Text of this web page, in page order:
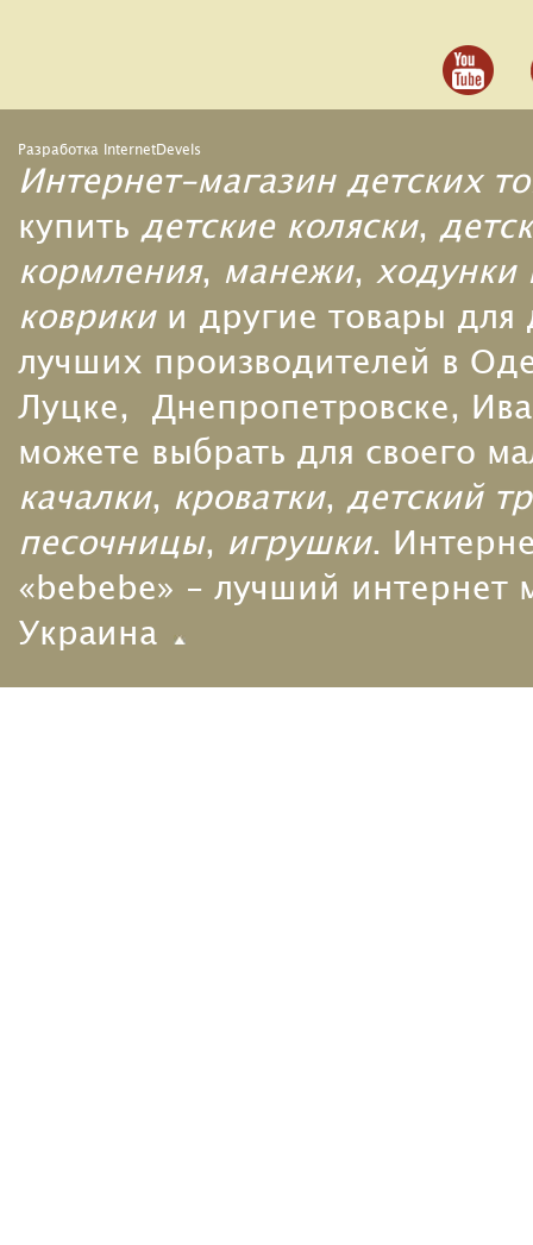
Разработка InternetDevels
Интернет-магазин детских
купить детские коляски,
кормления, манежи, ходунки
коврики и другие товары
лучших производителей в
Луцке, Днепропетровске,
можете выбрать для своего
качалки, кроватки, детский
песочницы, игрушки.
«bebebe» - лучший интернет
Украина